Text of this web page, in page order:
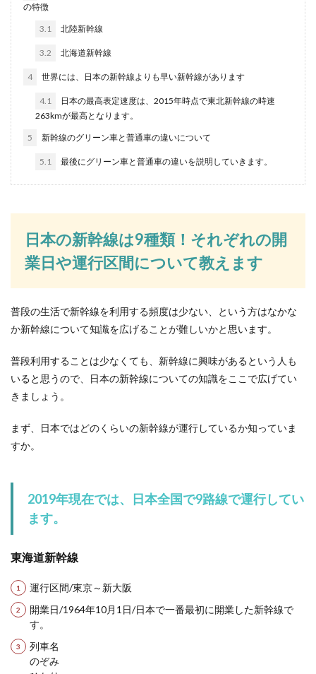
可愛いスマホケースの手帳型が簡単に
手作りできる方法
スマホケースは手帳型を使っていますか？落とし
てもスマホが壊れにくく、また持った時に手の馴
商品の交換にレシートが必要な理由と
交換できる条件について
トが必要だと言われることがほとんどでしょう。
しか...
靴下が脱げるのが片方だけの理由や脱
げない靴下選びと対処法とは
げるということにお悩みの人もいるでしょう。靴
うずらを飼育するなら大きい鳴き声が
の特徴
3.1 北陸新幹線
3.2 北海道新幹線
4 世界には、日本の新幹線よりも早い新幹線があります
4.1
日本の最高表定速度は、2015年時点で東北新幹線の時速
263kmが最高となります。
5 新幹線のグリーン車と普通車の違いについて
5.1 最後にグリーン車と普通車の違いを説明していきます。
日本の新幹線は9種類！それぞれの開
業日や運行区間について教えます
普段の生活で新幹線を利用する頻度は少ない、という方はなかな
か新幹線について知識を広げることが難しいかと思います。
普段利用することは少なくても、新幹線に興味があるという人も
いると思うので、日本の新幹線についての知識をここで広げてい
きましょう。
まず、日本ではどのくらいの新幹線が運行しているか知っていま
すか。
2019年現在では、日本全国で9路線で運行してい
ます。
東海道新幹線
運行区間/東京～新大阪
開業日/1964年10月1日/日本で一番最初に開業した新幹線で
す。
列車名
のぞみ